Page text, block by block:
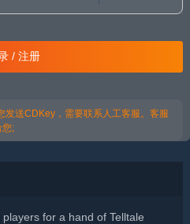
/ 注册
发送CDKey，需要联系人工客服。客服
您;
for a hand of Telltale